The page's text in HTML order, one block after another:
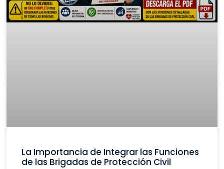
La Importancia de Integrar las Funciones
de las Brigadas de Protección Civil